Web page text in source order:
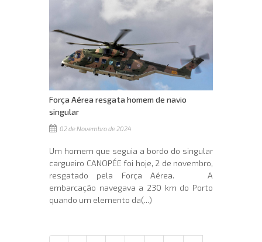
Força Aérea resgata homem de navio
singular
02 de Novembro de 2024
Um homem que seguia a bordo do singular
cargueiro CANOPÉE foi hoje, 2 de novembro,
resgatado pela Força Aérea. A
embarcação navegava a 230 km do Porto
quando um elemento da(...)